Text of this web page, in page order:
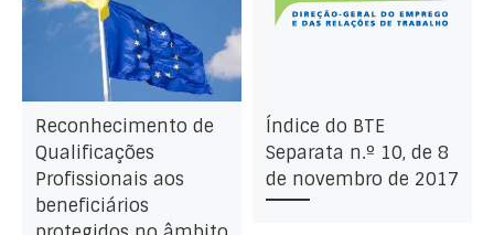
Reconhecimento de
Qualificações
Profissionais aos
beneficiários
Índice do BTE
Separata n.º 10, de 8
de novembro de 2017